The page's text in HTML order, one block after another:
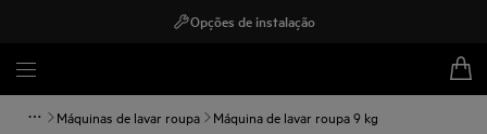
Opções de instalação
Máquinas de lavar roupa Máquina de lavar roupa 9 kg